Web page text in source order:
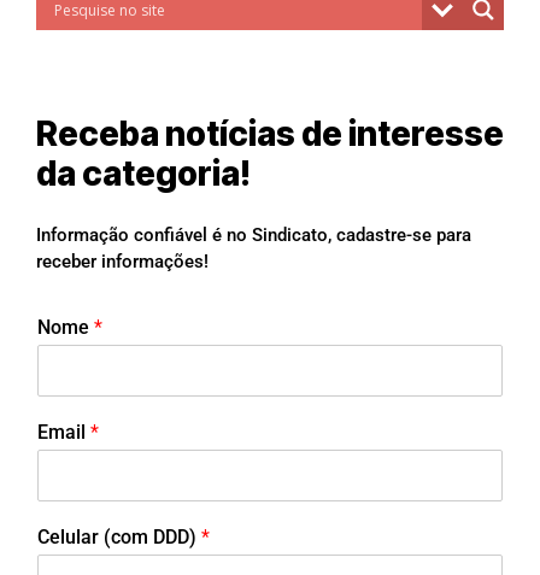
Receba notícias de interesse
da categoria!
Informação confiável é no Sindicato, cadastre-se para
receber informações!
Nome *
Email *
Celular (com DDD) *